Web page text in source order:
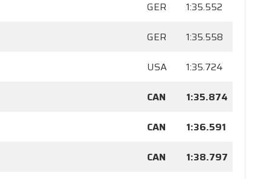
GER
1:35.552
GER
1:35.558
USA
1:35.724
CAN
1:35.874
CAN
1:36.591
CAN
1:38.797